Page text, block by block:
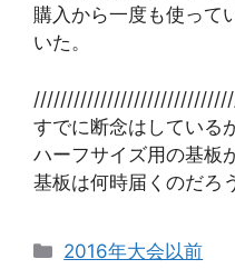
購入から一度も使って
いた。
すでに断念はしている
ハーフサイズ用の基板
基板は何時届くのだろ
カ
2016年大会以前